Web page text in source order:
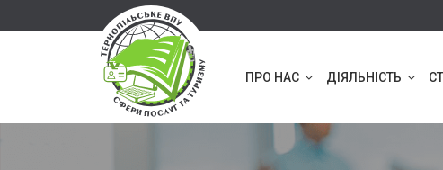
ПРО НАС ДІЯЛЬНІСТЬ